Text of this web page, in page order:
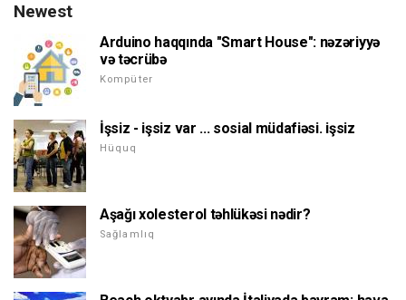
Newest
Arduino haqqında "Smart House": nəzəriyyə
və təcrübə
Kompüter
İşsiz - işsiz var ... sosial müdafiəsi. işsiz
Hüquq
Aşağı xolesterol təhlükəsi nədir?
Sağlamlıq